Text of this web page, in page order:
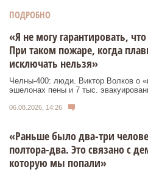
ПОДРОБНО
«Я не могу гарантировать,
При таком пожаре, когда
исключать нельзя»
Челны-400: люди. Виктор Волков о
эшелонах пены и 7 тыс.
06.08.2026, 14:26
«Раньше было два-три
полтора-два. Это связано с
которую мы попали»